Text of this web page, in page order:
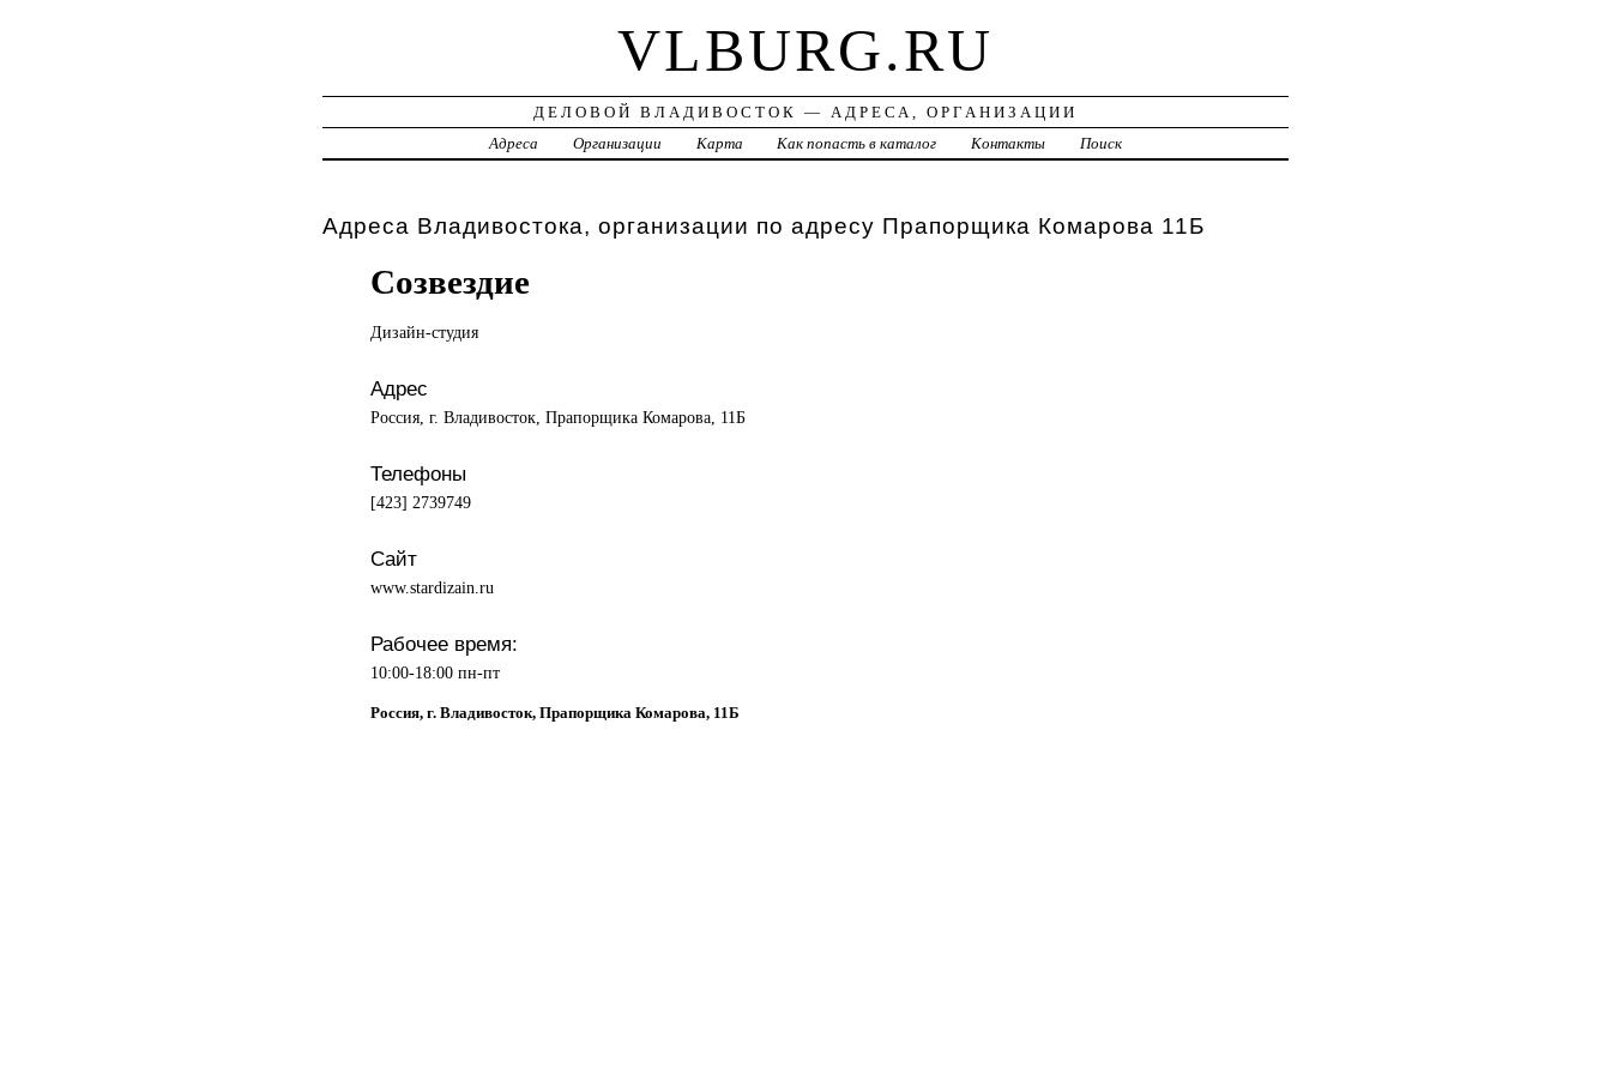
VLBURG.RU
ДЕЛОВОЙ ВЛАДИВОСТОК — АДРЕСА, ОРГАНИЗАЦИИ
Адреса
Организации Карта Как попасть в каталог Контакты Поиск
Адреса Владивостока, организации по адресу Прапорщика Комарова 11Б
Созвездие
Дизайн-студия
Адрес
Россия, г. Владивосток, Прапорщика Комарова, 11Б
Телефоны
[423] 2739749
Сайт
www.stardizain.ru
Рабочее время:
10:00-18:00 пн-пт
Россия, г. Владивосток, Прапорщика Комарова, 11Б